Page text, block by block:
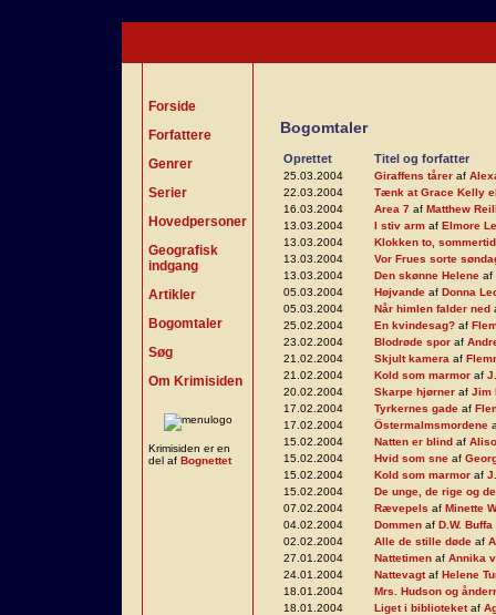
Forside
Forfattere
Genrer
Serier
Hovedpersoner
Geografisk
indgang
Artikler
Bogomtaler
Søg
Om Krimisiden
Krimisiden er en
del af Bognettet
Bogomtaler
Oprettet Titel og forfatter
25.03.2004 Giraffens tårer af
22.03.2004
Tænk at Grace Kelly
16.03.2004
Area 7 af Matthew
13.03.2004
I stiv arm af Elmore
13.03.2004
Klokken to, sommertid
13.03.2004
Vor Frues sorte
13.03.2004
Den skønne Helene af
05.03.2004
Højvande af Donna
05.03.2004
Når himlen falder ned
25.02.2004
En kvindesag? af
23.02.2004
Blodrøde spor af
21.02.2004
Skjult kamera af
21.02.2004
Kold som marmor af
20.02.2004
Skarpe hjørner af Jim
17.02.2004
Tyrkernes gade af
17.02.2004
Östermalmsmordene
15.02.2004
Natten er blind af
15.02.2004
Hvid som sne af
15.02.2004
Kold som marmor af
15.02.2004
De unge, de rige og
07.02.2004
Rævepels af Minette
04.02.2004
Dommen af D.W. Buffa
02.02.2004
Alle de stille døde af
27.01.2004
Nattetimen af Annika
24.01.2004
Nattevagtaf Helene
18.01.2004
Mrs. Hudson og
18.01.2004
Liget i biblioteketaf